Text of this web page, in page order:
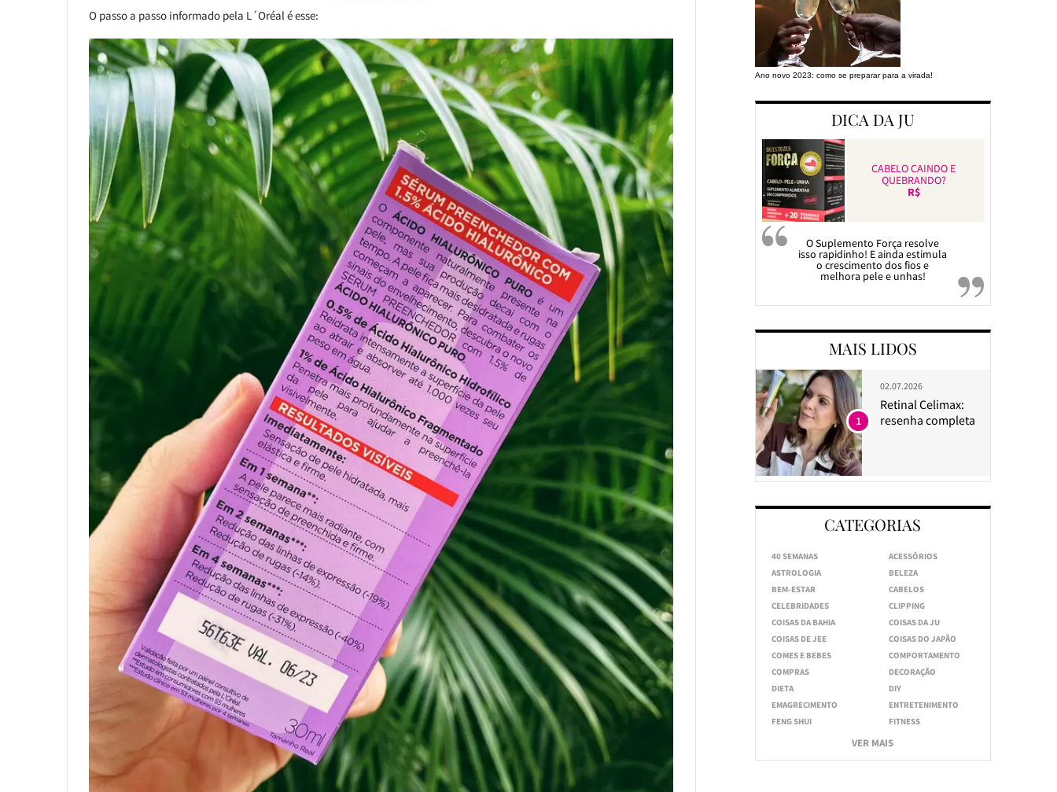
O passo a passo informado pela L´Oréal é esse:
Ano novo 2023: como se preparar para a virada!
DICA DA JU
CABELO CAINDO E
QUEBRANDO?
R$
O Suplemento Força resolve
isso rapidinho! E ainda estimula
o crescimento dos fios e
melhora pele e unhas!
MAIS LIDOS
02.07.2026
Retinal Celimax:
resenha completa
1
CATEGORIAS
40 SEMANAS
ACESSÓRIOS
ASTROLOGIA
BELEZA
BEM-ESTAR
CABELOS
CELEBRIDADES
CLIPPING
COISAS DA BAHIA
COISAS DA JU
COISAS DE JEE
COISAS DO JAPÃO
COMES E BEBES
COMPORTAMENTO
COMPRAS
DECORAÇÃO
DIETA
DIY
EMAGRECIMENTO
ENTRETENIMENTO
FENG SHUI
FITNESS
VER MAIS